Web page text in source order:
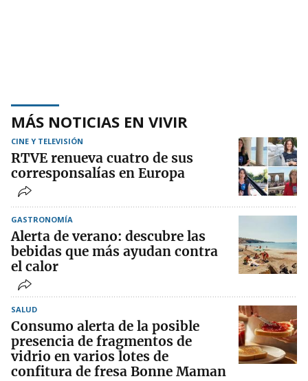
MÁS NOTICIAS EN VIVIR
CINE Y TELEVISIÓN
RTVE renueva cuatro de sus
corresponsalías en Europa
GASTRONOMÍA
Alerta de verano: descubre las
bebidas que más ayudan contra
el calor
SALUD
Consumo alerta de la posible
presencia de fragmentos de
vidrio en varios lotes de
confitura de fresa Bonne Maman